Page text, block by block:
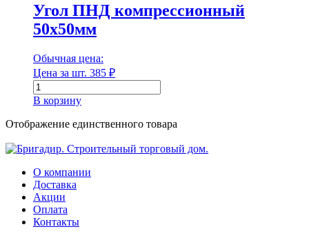
Диаметр
Диаметр
Диаметр наружный
Диаметр наружный
Диаметр внутренний
Угол ПНД компрессионный
50х50мм
Обычная цена:
Цена за шт. 385 ₽
Количество
товара
Угол
ПНД
50х50мм
В корзину
Отображение единственного товара
О компании
Доставка
Акции
Оплата
Контакты